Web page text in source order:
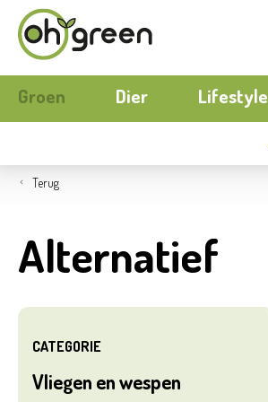
Groen Dier Lifestyle
Gereedschap
Matten
Nieuw
Ecocheques
Terug
Alternatief
CATEGORIE
Vliegen en wespen